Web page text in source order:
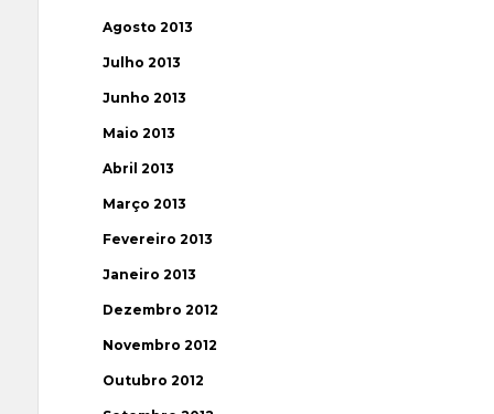
Agosto 2013
Julho 2013
Junho 2013
Maio 2013
Abril 2013
Março 2013
Fevereiro 2013
Janeiro 2013
Dezembro 2012
Novembro 2012
Outubro 2012